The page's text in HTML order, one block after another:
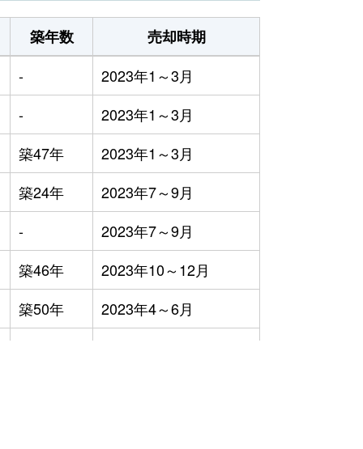
築年数
売却時期
-
2023年1～3月
-
2023年1～3月
築47年
2023年1～3月
築24年
2023年7～9月
-
2023年7～9月
築46年
2023年10～12月
築50年
2023年4～6月